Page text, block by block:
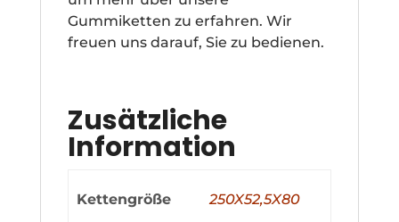
Gummiketten zu erfahren. Wir
freuen uns darauf, Sie zu bedienen.
Zusätzliche
Information
Kettengröße 250X52,5X80